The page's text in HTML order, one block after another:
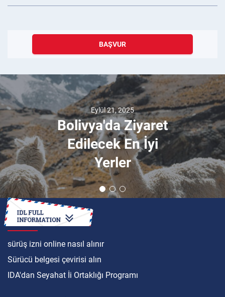
BAŞVUR
Eylül 21, 2025
Bolivya'da Ziyaret
Edilecek En İyi
Yerler
ULUSLARARASI
sürüş izni online nasıl alınır
Sürücü belgesi çevirisi alın
IDA'dan Seyahat İi Ortaklığı Programı